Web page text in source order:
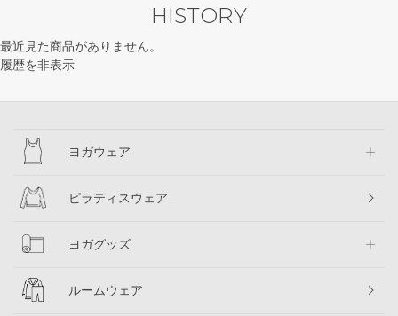
HISTORY
最近見た商品がありません。
履歴を非表示
ヨガウェア
ピラティスウェア
ヨガグッズ
ルームウェア